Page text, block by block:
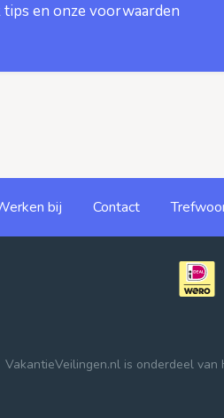
tips en onze voorwaarden
bij Contact
VakantieVeilingen.nl is onderdeel van